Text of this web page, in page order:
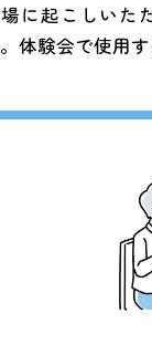
に起こしいた
体験会で使用